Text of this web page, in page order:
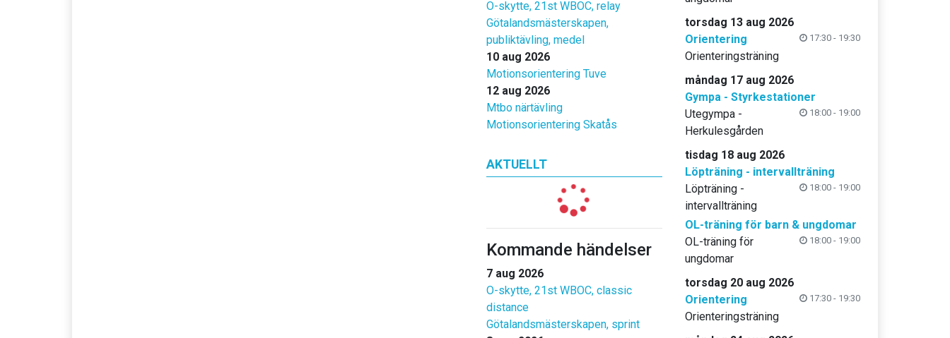
O-skytte, 21st WBOC, relay
Götalandsmästerskapen,
publiktävling, medel
10 aug 2026
Motionsorientering Tuve
12 aug 2026
Mtbo närtävling
Motionsorientering Skatås
AKTUELLT
Kommande händelser
7 aug 2026
O-skytte, 21st WBOC, classic
distance
Götalandsmästerskapen, sprint
torsdag 13 aug 2026
Orientering
17:30 - 19:30
Orienteringsträning
måndag 17 aug 2026
Gympa - Styrkestationer
18:00 - 19:00
Utegympa -
Herkulesgården
tisdag 18 aug 2026
Löpträning - intervallträning
18:00 - 19:00
Löpträning -
intervallträning
OL-träning för barn & ungdomar
18:00 - 19:00
OL-träning för
ungdomar
torsdag 20 aug 2026
Orientering
17:30 - 19:30
Orienteringsträning